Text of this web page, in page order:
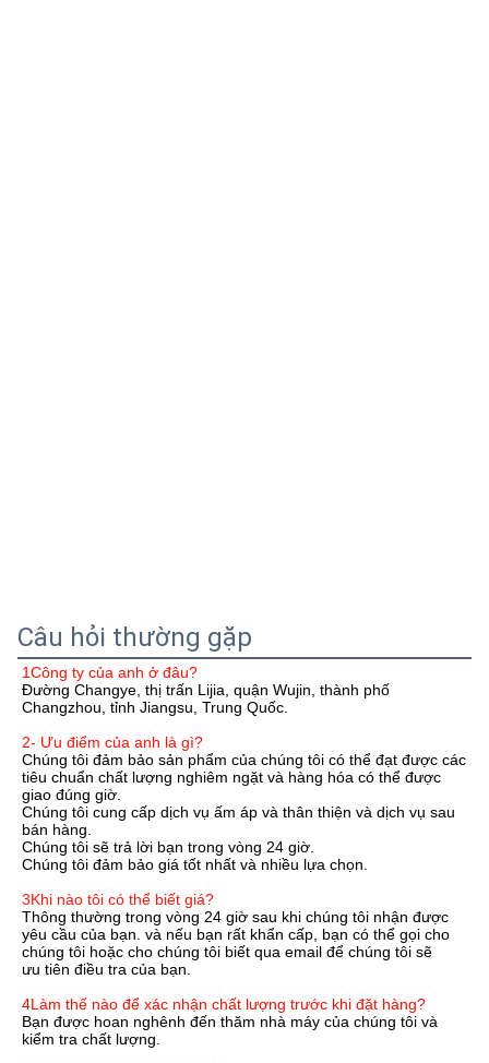
Câu hỏi thường gặp
1Công ty của anh ở đâu?
Đường Changye, thị trấn Lijia, quận Wujin, thành phố
Changzhou, tỉnh Jiangsu, Trung Quốc.
2- Ưu điểm của anh là gì?
Chúng tôi đảm bảo sản phẩm của chúng tôi có thể đạt được các
tiêu chuẩn chất lượng nghiêm ngặt và hàng hóa có thể được
giao đúng giờ.
Chúng tôi cung cấp dịch vụ ấm áp và thân thiện và dịch vụ sau
bán hàng.
Chúng tôi sẽ trả lời bạn trong vòng 24 giờ.
Chúng tôi đảm bảo giá tốt nhất và nhiều lựa chọn.
3Khi nào tôi có thể biết giá?
Thông thường trong vòng 24 giờ sau khi chúng tôi nhận được
yêu cầu của bạn. và nếu bạn rất khẩn cấp, bạn có thể gọi cho
chúng tôi hoặc cho chúng tôi biết qua email để chúng tôi sẽ
ưu tiên điều tra của bạn.
4Làm thế nào để xác nhận chất lượng trước khi đặt hàng?
Bạn được hoan nghênh đến thăm nhà máy của chúng tôi và
kiểm tra chất lượng.